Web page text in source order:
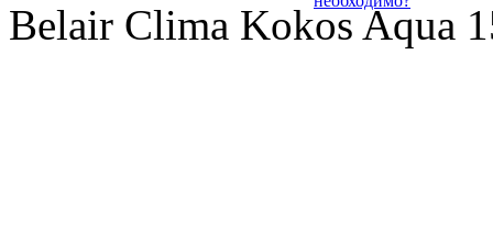
Belair Clima Kokos Aqua